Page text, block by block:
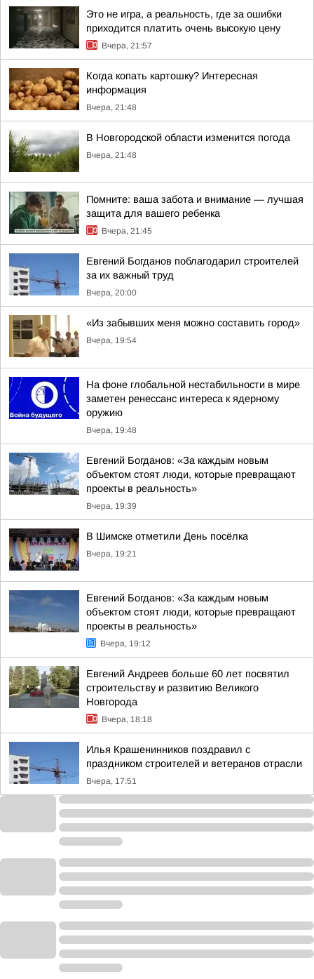
Это не игра, а реальность, где за ошибки
приходится платить очень высокую цену
Вчера, 21:57
Когда копать картошку? Интересная
информация
Вчера, 21:48
В Новгородской области изменится погода
Вчера, 21:48
Помните: ваша забота и внимание — лучшая
защита для вашего ребенка
Вчера, 21:45
Евгений Богданов поблагодарил строителей
за их важный труд
Вчера, 20:00
«Из забывших меня можно составить город»
Вчера, 19:54
На фоне глобальной нестабильности в мире
заметен ренессанс интереса к ядерному
оружию
Вчера, 19:48
Евгений Богданов: «За каждым новым
объектом стоят люди, которые превращают
проекты в реальность»
Вчера, 19:39
В Шимске отметили День посёлка
Вчера, 19:21
Евгений Богданов: «За каждым новым
объектом стоят люди, которые превращают
проекты в реальность»
Вчера, 19:12
Евгений Андреев больше 60 лет посвятил
строительству и развитию Великого
Новгорода
Вчера, 18:18
Илья Крашенинников поздравил с
праздником строителей и ветеранов отрасли
Вчера, 17:51